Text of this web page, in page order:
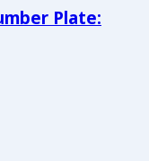
Plate: